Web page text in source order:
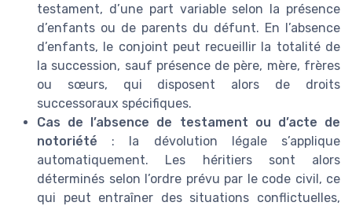
testament, d’une part variable selon la présence
d’enfants ou de parents du défunt. En l’absence
d’enfants, le conjoint peut recueillir la totalité de
la succession, sauf présence de père, mère, frères
ou sœurs, qui disposent alors de droits
successoraux spécifiques.
Cas de l’absence de testament ou d’acte de
notoriété : la dévolution légale s’applique
automatiquement. Les héritiers sont alors
déterminés selon l’ordre prévu par le code civil, ce
qui peut entraîner des situations conflictuelles,